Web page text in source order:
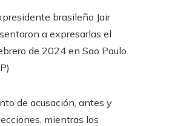
brasileño Jair
a expresarlas el
de 2024 en Sao Paulo.
de acusación, antes y
mientras los